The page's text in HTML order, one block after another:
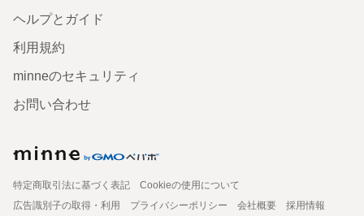
ヘルプとガイド
利用規約
minneのセキュリティ
お問い合わせ
特定商取引法に基づく表記
Cookieの使用について
広告識別子の取得・利用
プライバシーポリシー 会社概要
採用情報